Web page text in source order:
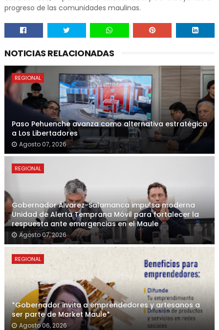
progreso de las comunidades maulinas.
NOTICIAS RELACIONADAS
REGIONAL
Paso Pehuenche avanza como alternativa estratégica
a Los Libertadores
Agosto 07, 2026
REGIONAL
Gobernador Álvarez-Salamanca impulsa moderna
Unidad de Alerta Temprana Móvil para fortalecer la
respuesta ante emergencias en el Maule
Agosto 07, 2026
REGIONAL
*Gobernador invita a emprendedores y artesanos a
ser parte de Market Maule*
Agosto 06, 2026